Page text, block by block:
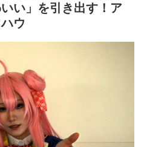
い」を引き出す！ア
ウ